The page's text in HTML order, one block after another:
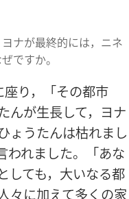
ナが最終的には，ニネ
ですか。
座り，「その都市
んが生長して，ヨナ
ょうたんは枯れまし
われました。「あな
ても，大いなる都
々に加えて多くの家